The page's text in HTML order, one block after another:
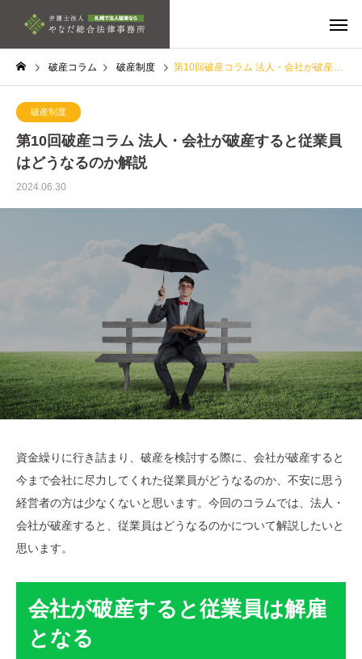
破産コラム 破産制度 第10回破産コラム 法人・会社が破産すると従業員はどうなるのか解説
破産制度
第10回破産コラム 法人・会社が破産すると従業員
はどうなるのか解説
2024.06.30
資金繰りに行き詰まり、破産を検討する際に、会社が破産すると
今まで会社に尽力してくれた従業員がどうなるのか、不安に思う
経営者の方は少なくないと思います。今回のコラムでは、法人・
会社が破産すると、従業員はどうなるのかについて解説したいと
思います。
会社が破産すると従業員は解雇
となる